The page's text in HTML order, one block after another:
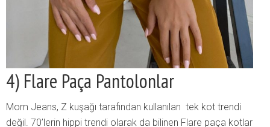
4) Flare Paça Pantolonlar
Mom Jeans, Z kuşağı tarafından kullanılan tek kot trendi
değil. 70’lerin hippi trendi olarak da bilinen Flare paça kotlar